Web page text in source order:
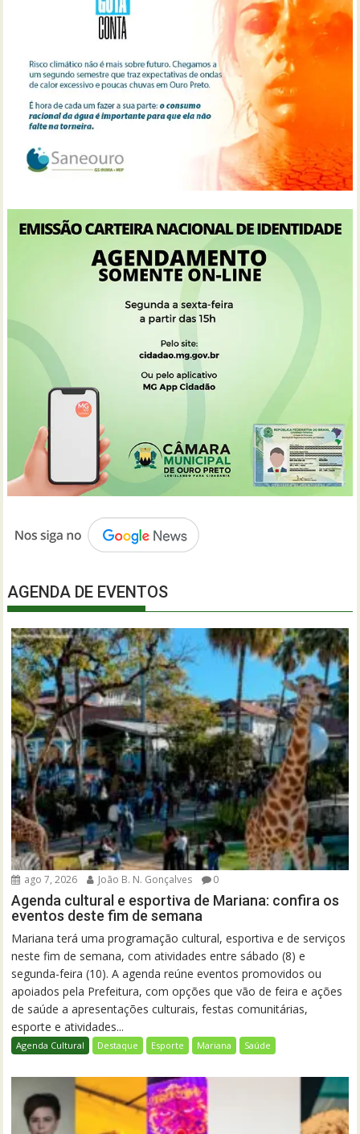
AGENDA DE EVENTOS
ago 7, 2026 João B. N. Gonçalves 0
Agenda cultural e esportiva de Mariana: confira os
eventos deste fim de semana
Mariana terá uma programação cultural, esportiva e de serviços
neste fim de semana, com atividades entre sábado (8) e
segunda-feira (10). A agenda reúne eventos promovidos ou
apoiados pela Prefeitura, com opções que vão de feira e ações
de saúde a apresentações culturais, festas comunitárias,
esporte e atividades...
Agenda Cultural Destaque Esporte Mariana Saúde